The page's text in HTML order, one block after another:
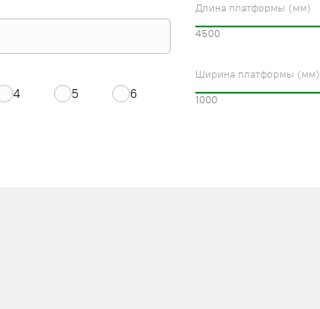
4 5 6
Длина платформы (мм)
4500
Ширина платформы (мм)
1000